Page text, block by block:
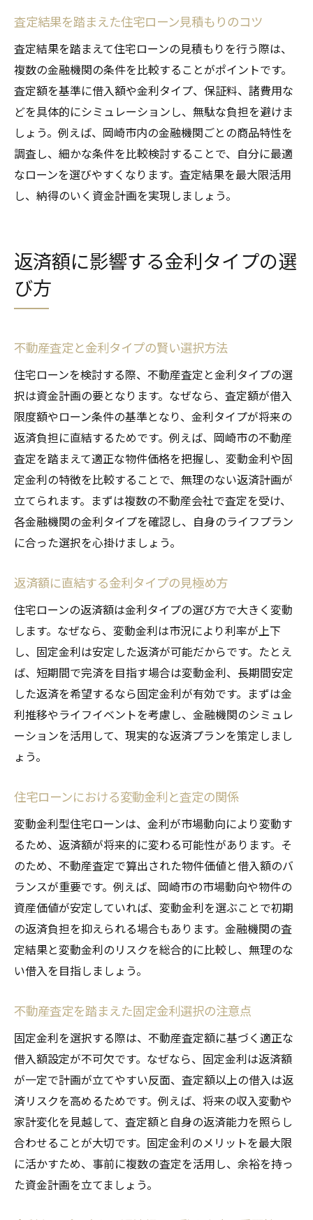
握
査定が示す適正な住宅ローン借入額とは
不動産査定を活かした安心の借入計画
借入額の妥当性を不動産査定でチェック
住宅ローン審査に役立つ査定情報の見方
不動産査定が導く無理のない借入額の決め
方
安心できる返済のための住宅ローン相談術
返済額シミュレーションで安心を得る相談
不動産査定と返済計画の相談ポイント整理
住宅ローン相談で不動産査定を活用する方
法
安心して相談できる住宅ローンの準備ポイ
ント
査定結果を踏まえた住宅ローン見積もりのコツ
査定結果を踏まえて住宅ローンの見積もりを行う際は、
複数の金融機関の条件を比較することがポイントです。
査定額を基準に借入額や金利タイプ、保証料、諸費用な
どを具体的にシミュレーションし、無駄な負担を避けま
しょう。例えば、岡崎市内の金融機関ごとの商品特性を
調査し、細かな条件を比較検討することで、自分に最適
なローンを選びやすくなります。査定結果を最大限活用
し、納得のいく資金計画を実現しましょう。
返済額に影響する金利タイプの選
び方
不動産査定と金利タイプの賢い選択方法
住宅ローンを検討する際、不動産査定と金利タイプの選
択は資金計画の要となります。なぜなら、査定額が借入
限度額やローン条件の基準となり、金利タイプが将来の
返済負担に直結するためです。例えば、岡崎市の不動産
査定を踏まえて適正な物件価格を把握し、変動金利や固
定金利の特徴を比較することで、無理のない返済計画が
立てられます。まずは複数の不動産会社で査定を受け、
各金融機関の金利タイプを確認し、自身のライフプラン
に合った選択を心掛けましょう。
返済額に直結する金利タイプの見極め方
住宅ローンの返済額は金利タイプの選び方で大きく変動
します。なぜなら、変動金利は市況により利率が上下
し、固定金利は安定した返済が可能だからです。たとえ
ば、短期間で完済を目指す場合は変動金利、長期間安定
した返済を希望するなら固定金利が有効です。まずは金
利推移やライフイベントを考慮し、金融機関のシミュレ
ーションを活用して、現実的な返済プランを策定しまし
ょう。
住宅ローンにおける変動金利と査定の関係
変動金利型住宅ローンは、金利が市場動向により変動す
るため、返済額が将来的に変わる可能性があります。そ
のため、不動産査定で算出された物件価値と借入額のバ
ランスが重要です。例えば、岡崎市の市場動向や物件の
資産価値が安定していれば、変動金利を選ぶことで初期
の返済負担を抑えられる場合もあります。金融機関の査
定結果と変動金利のリスクを総合的に比較し、無理のな
い借入を目指しましょう。
不動産査定を踏まえた固定金利選択の注意点
固定金利を選択する際は、不動産査定額に基づく適正な
借入額設定が不可欠です。なぜなら、固定金利は返済額
が一定で計画が立てやすい反面、査定額以上の借入は返
済リスクを高めるためです。例えば、将来の収入変動や
家計変化を見越して、査定額と自身の返済能力を照らし
合わせることが大切です。固定金利のメリットを最大限
に活かすため、事前に複数の査定を活用し、余裕を持っ
た資金計画を立てましょう。